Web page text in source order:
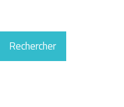
Rechercher